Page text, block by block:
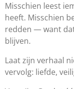
Misschien leest
heeft. Misschien
redden — want
blijven.
Laat zijn verhaal
vervolg: liefde,